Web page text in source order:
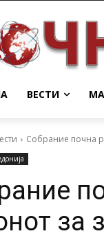
ВЕСТИ
Собрание почна
за